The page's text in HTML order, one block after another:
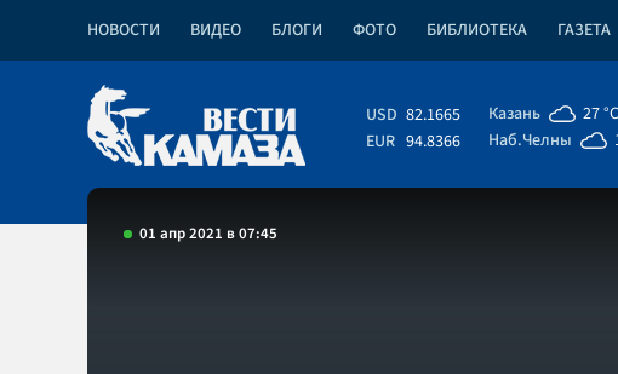
НОВОСТИ ВИДЕО БЛОГИ ФОТО БИБЛИОТЕКА ГАЗЕТА
USD 82.1665
EUR 94.8366
Казань
27 °C
Наб.Челны
01 апр 2021 в 07:45